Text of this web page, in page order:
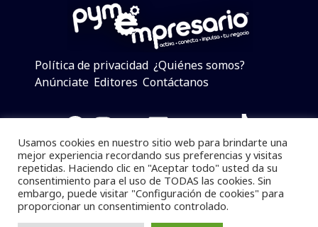
Política de privacidad ¿Quiénes somos?
Anúnciate Editores Contáctanos
Facebook
Instagram
Twitter
LinkedIn
Telegram
YouTube
TikTok
Pymempresario © 2025 Todos los derechos reservados.
Se prohibe el uso de la información total o parcial sin
Usamos cookies en nuestro sitio web para brindarte una
mejor experiencia recordando sus preferencias y visitas
repetidas. Haciendo clic en "Aceptar todo" usted da su
consentimiento para el uso de TODAS las cookies. Sin
embargo, puede visitar "Configuración de cookies" para
proporcionar un consentimiento controlado.